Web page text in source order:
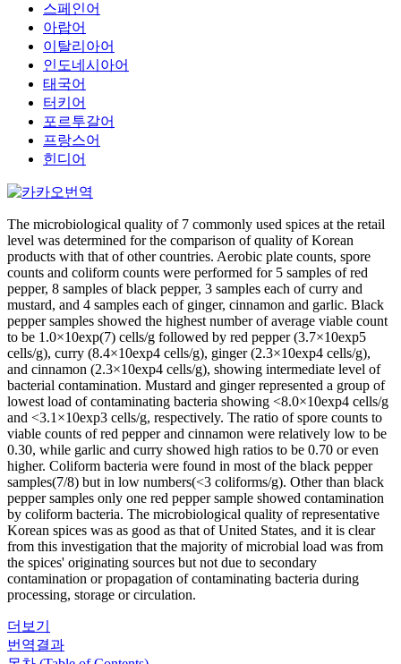
스페인어
아랍어
이탈리아어
인도네시아어
태국어
터키어
포르투갈어
프랑스어
힌디어
The microbiological quality of 7 commonly used spices at the retail
level was determined for the comparison of quality of Korean
products with that of other countries. Aerobic plate counts, spore
counts and coliform counts were performed for 5 samples of red
pepper, 8 samples of black pepper, 3 samples each of curry and
mustard, and 4 samples each of ginger, cinnamon and garlic. Black
pepper samples showed the highest number of average viable count
to be 1.0×10exp(7) cells/g followed by red pepper (3.7×10exp5
cells/g), curry (8.4×10exp4 cells/g), ginger (2.3×10exp4 cells/g),
and cinnamon (2.3×10exp4 cells/g), showing intermediate level of
bacterial contamination. Mustard and ginger represented a group of
lowest load of contaminating bacteria showing <8.0×10exp4 cells/g
and <3.1×10exp3 cells/g, respectively. The ratio of spore counts to
viable counts of red pepper and cinnamon were relatively low to be
0.30, while garlic and curry showed high ratios to be 0.70 or even
higher. Coliform bacteria were found in most of the black pepper
samples(7/8) but in low numbers(<3 coliforms/g). Other than black
pepper samples only one red pepper sample showed contamination
by coliform bacteria. The microbiological quality of representative
Korean spices was as good as that of United States, and it is clear
from this investigation that the majority of microbial load was from
the spices' originating sources but not due to secondary
contamination or propagation of contaminating bacteria during
processing, storage or circulation.
더보기
번역결과